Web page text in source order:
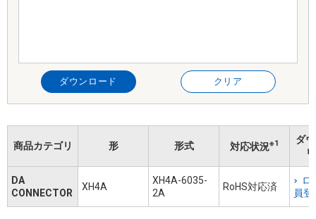
ダウンロード クリア
商品カテゴリ 形 形式 対応状況※1
ダ
DA
CONNECTOR
XH4A
XH4A-6035-
2A
RoHS対応済
ロ
員登